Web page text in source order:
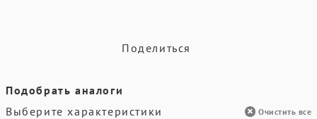
Поделиться
Подобрать аналоги
Выберите характеристики
Очистить все